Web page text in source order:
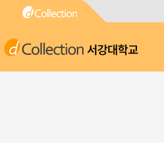
서강대학교